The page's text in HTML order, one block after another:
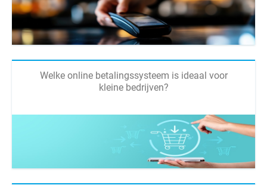
Welke online betalingssysteem is ideaal voor
kleine bedrijven?